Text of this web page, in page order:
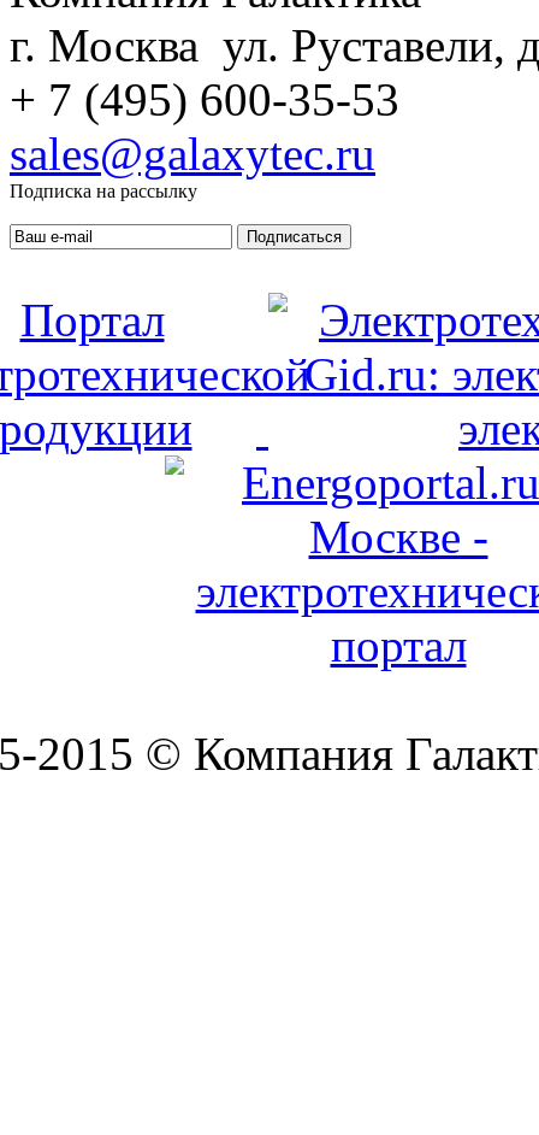
г. Москва ул. Руставели,
+ 7 (495) 600-35-53
sales@galaxytec.ru
Подписка на рассылку
Подписаться
2015 © Компания